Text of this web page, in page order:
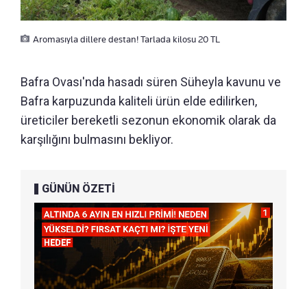
Aromasıyla dillere destan! Tarlada kilosu 20 TL
Bafra Ovası'nda hasadı süren Süheyla kavunu ve
Bafra karpuzunda kaliteli ürün elde edilirken,
üreticiler bereketli sezonun ekonomik olarak da
karşılığını bulmasını bekliyor.
GÜNÜN ÖZETİ